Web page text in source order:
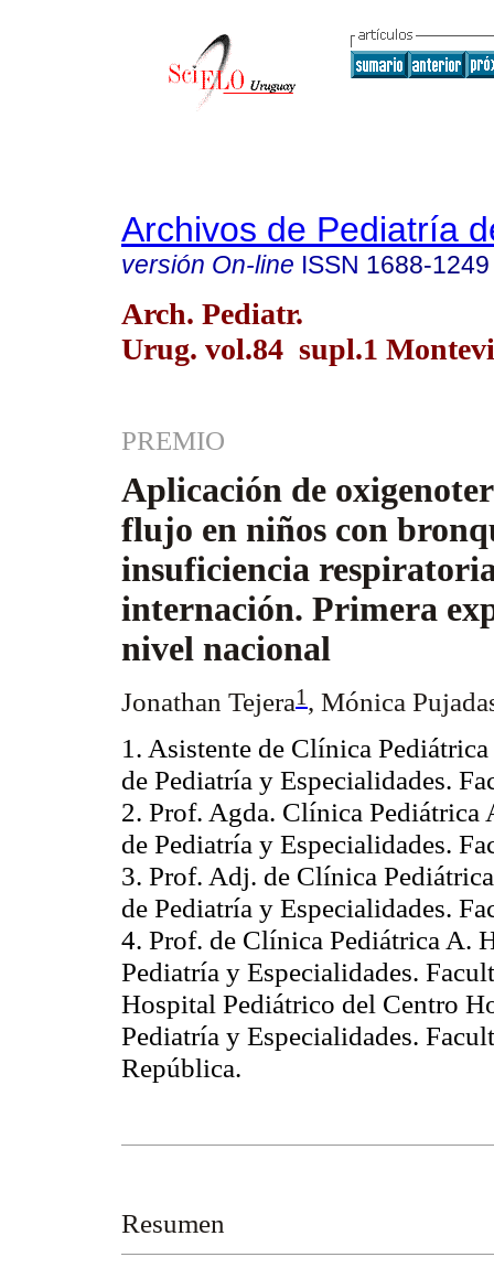
Archivos de Pediatría
versión On-line ISSN 1688-1249
Arch. Pediatr.
Urug. vol.84 supl.1
PREMIO
Aplicación de
flujo en niños con
insuficiencia
internación. Primera
nivel nacional
Jonathan Tejera1, Mónica
1. Asistente de Clínica
de Pediatría y Especialidades.
2. Prof. Agda. Clínica
de Pediatría y Especialidades.
3. Prof. Adj. de Clínica
de Pediatría y Especialidades.
4. Prof. de Clínica Pediátrica A.
Pediatría y Especialidades.
Hospital Pediátrico del Centro
Pediatría y Especialidades.
República.
Resumen